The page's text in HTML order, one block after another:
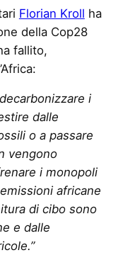
Florian Kroll ha
della Cop28
fallito,
i
dalle
o a passare
vengono
i monopoli
africane
di cibo sono
e dalle